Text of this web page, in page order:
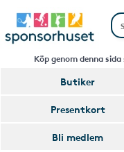
Köp genom denna
Butiker
Presentkort
Bli medlem